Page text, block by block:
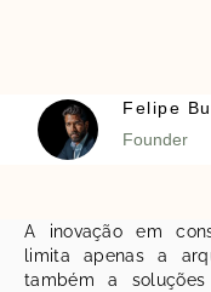
Felipe
Founder
A inovação em
limita apenas a
também a